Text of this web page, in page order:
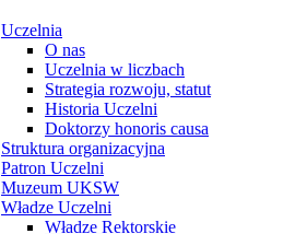
Uczelnia
O nas
Uczelnia w liczbach
Strategia rozwoju, statut
Historia Uczelni
Doktorzy honoris causa
Struktura organizacyjna
Patron Uczelni
Muzeum UKSW
Władze Uczelni
Władze Rektorskie